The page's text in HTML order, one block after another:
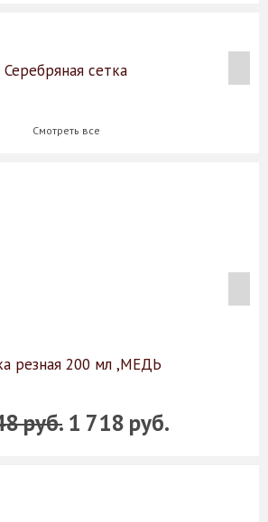
Серебряная сетка
Смотреть все
резная 200 мл ,МЕДЬ
руб. 1 718 руб.